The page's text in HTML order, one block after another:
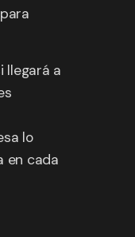
llegará a
lo
en cada